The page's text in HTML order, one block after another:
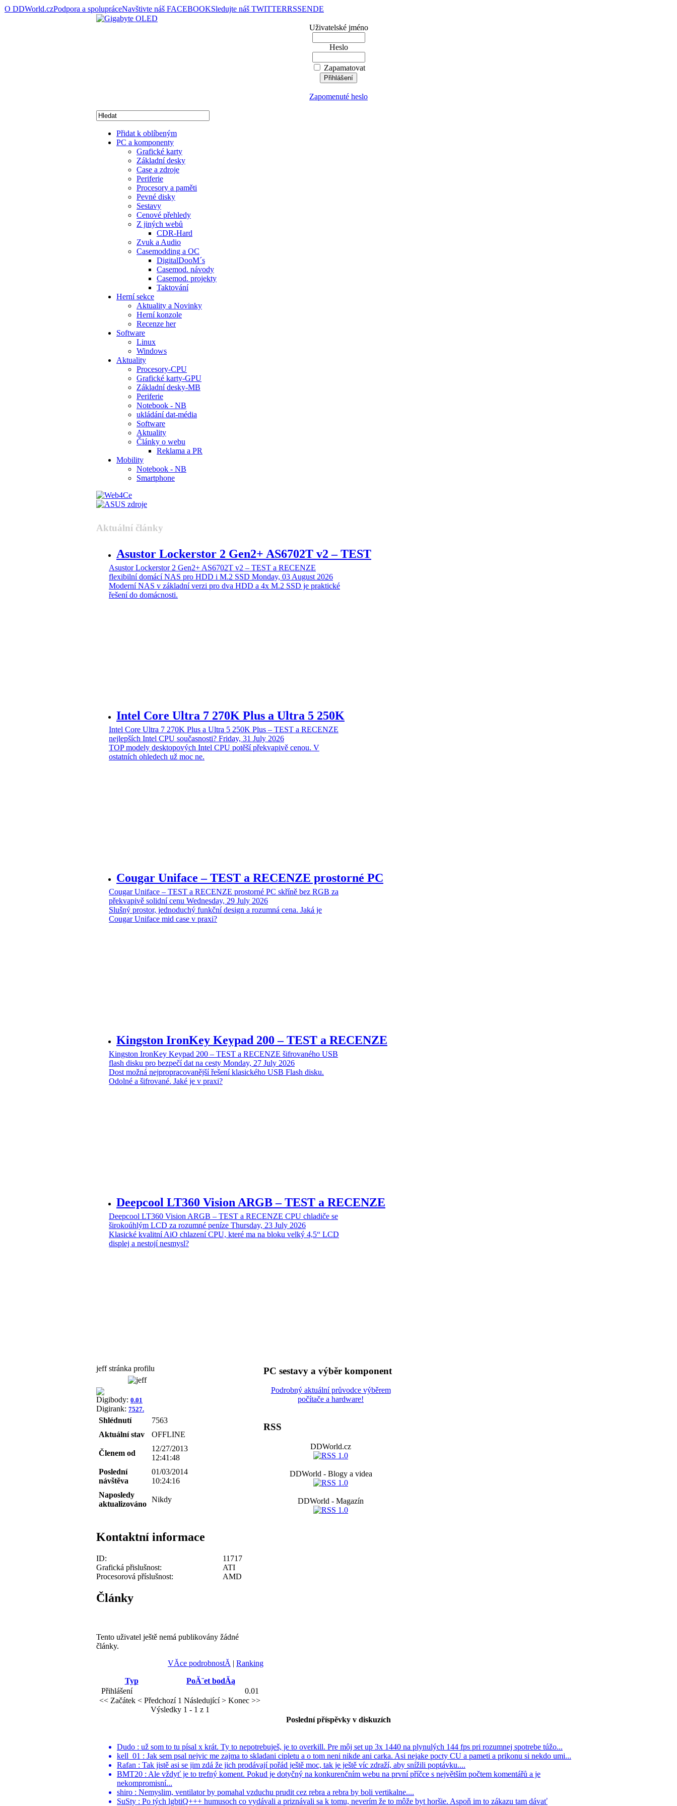
O DDWorld.czPodpora a spolupráceNavštivte náš FACEBOOKSledujte náš TWITTERRSSENDE
Uživatelské jméno
Heslo
Zapamatovat
Zapomenuté heslo
Přidat k oblíbeným
PC a komponenty
Grafické karty
Základní desky
Case a zdroje
Periferie
Procesory a paměti
Pevné disky
Sestavy
Cenové přehledy
Z jiných webů
CDR-Hard
Zvuk a Audio
Casemodding a OC
DigitalDooM´s
Casemod. návody
Casemod. projekty
Taktování
Herní sekce
Aktuality a Novinky
Herní konzole
Recenze her
Software
Linux
Windows
Aktuality
Procesory-CPU
Grafické karty-GPU
Základní desky-MB
Periferie
Notebook - NB
ukládání dat-média
Software
Aktuality
Články o webu
Reklama a PR
Mobility
Notebook - NB
Smartphone
Aktuální články
Asustor Lockerstor 2 Gen2+ AS6702T v2 – TEST
Asustor Lockerstor 2 Gen2+ AS6702T v2 – TEST a RECENZE
flexibilní domácí NAS pro HDD i M.2 SSD Monday, 03 August 2026
Moderní NAS v základní verzi pro dva HDD a 4x M.2 SSD je praktické
řešení do domácnosti.
Intel Core Ultra 7 270K Plus a Ultra 5 250K
Intel Core Ultra 7 270K Plus a Ultra 5 250K Plus – TEST a RECENZE
nejlepších Intel CPU současnosti? Friday, 31 July 2026
TOP modely desktopových Intel CPU potěší překvapivě cenou. V
ostatních ohledech už moc ne.
Cougar Uniface – TEST a RECENZE prostorné PC
Cougar Uniface – TEST a RECENZE prostorné PC skříně bez RGB za
překvapivě solidní cenu Wednesday, 29 July 2026
Slušný prostor, jednoduchý funkční design a rozumná cena. Jaká je
Cougar Uniface mid case v praxi?
Kingston IronKey Keypad 200 – TEST a RECENZE
Kingston IronKey Keypad 200 – TEST a RECENZE šifrovaného USB
flash disku pro bezpečí dat na cesty Monday, 27 July 2026
Dost možná nejpropracovanější řešení klasického USB Flash disku.
Odolné a šifrované. Jaké je v praxi?
Deepcool LT360 Vision ARGB – TEST a RECENZE
Deepcool LT360 Vision ARGB – TEST a RECENZE CPU chladiče se
širokoúhlým LCD za rozumné peníze Thursday, 23 July 2026
Klasické kvalitní AiO chlazení CPU, které ma na bloku velký 4,5“ LCD
displej a nestojí nesmysl?
jeff stránka profilu
Digibody: 0.01
Digirank: 7527.
Shlédnutí
7563
Aktuální stav
OFFLINE
Členem od
12/27/2013
12:41:48
Poslední
návštěva
01/03/2014
10:24:16
Naposledy
aktualizováno
Nikdy
Kontaktní informace
ID:
11717
Grafická přislušnost:
ATI
Procesorová příslušnost:
AMD
Články
Tento uživatel ještě nemá publikovány žádné
články.
VĂ­ce podrobnostĂ­ | Ranking
Typ
PoĂ¨et bodĂą
Přihlášení
0.01
<< Začátek < Předchozí 1 Následující > Konec >>
Výsledky 1 - 1 z 1
PC sestavy a výběr komponent
Podrobný aktuální průvodce výběrem
počítače a hardware!
RSS
DDWorld.cz
DDWorld - Blogy a videa
DDWorld - Magazín
Poslední příspěvky v diskuzích
Dudo : už som to tu písal x krát. Ty to nepotrebuješ, je to overkill. Pre môj set up 3x 1440 na plynulých 144 fps pri rozumnej spotrebe túžo...
kell_01 : Jak sem psal nejvic me zajma to skladani cipletu a o tom neni nikde ani carka. Asi nejake pocty CU a pameti a prikonu si nekdo umi...
Rafan : Tak jistě asi se jim zdá že jich prodávají pořád ještě moc, tak je ještě víc zdraží, aby snížili poptávku....
BMT20 : Ale vždyť je to trefný koment. Pokud je dotyčný na konkurenčním webu na první příčce s největším počtem komentářů a je
nekompromisní...
shiro : Nemyslim, ventilator by pomahal vzduchu prudit cez rebra a rebra by boli vertikalne....
SuSty : Po tých lgbtiQ+++ humusoch co vydávali a priznávali sa k tomu, neverím že to môže byt horšie. Aspoň im to zákazu tam dávať